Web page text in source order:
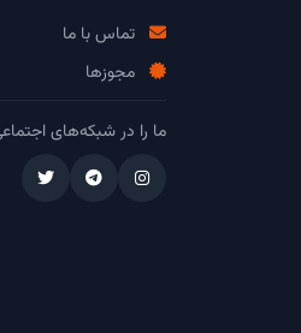
تماس با ما
مجوزها
ما را در شبکه‌های